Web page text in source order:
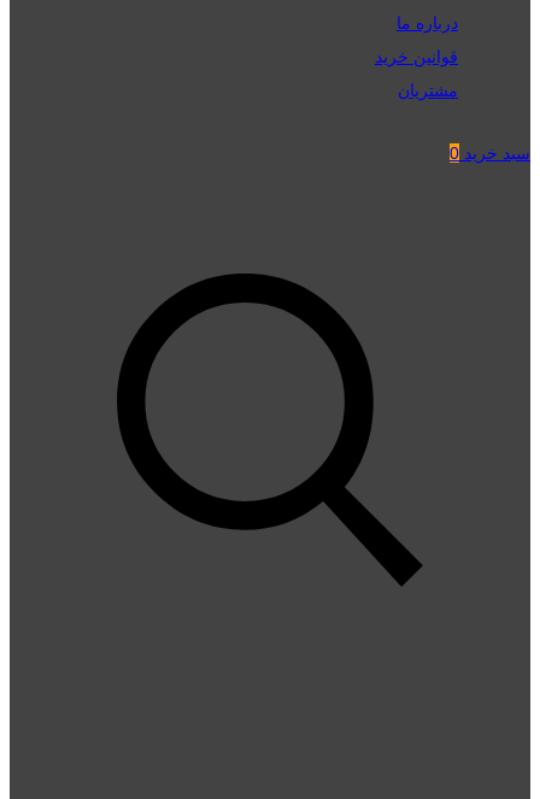
درباره ما
قوانین خرید
مشتریان
سبد خرید 0